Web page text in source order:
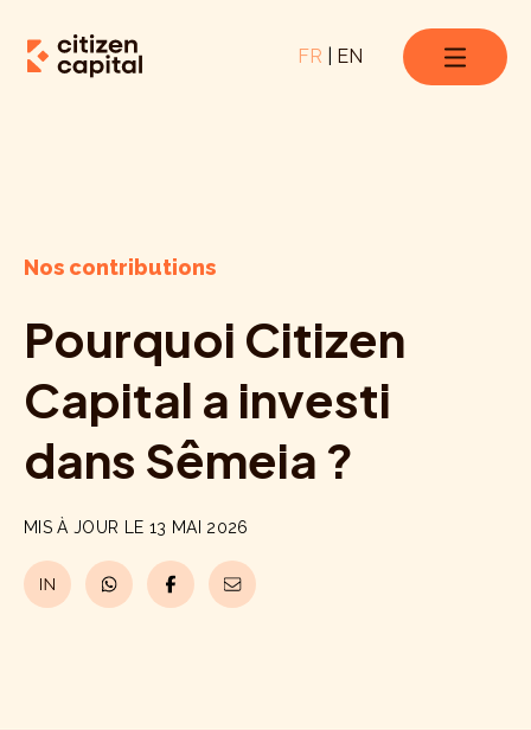
FR EN
Nos contributions
Pourquoi Citizen
Capital a investi
dans Sêmeia ?
MIS À JOUR LE 13 MAI 2026